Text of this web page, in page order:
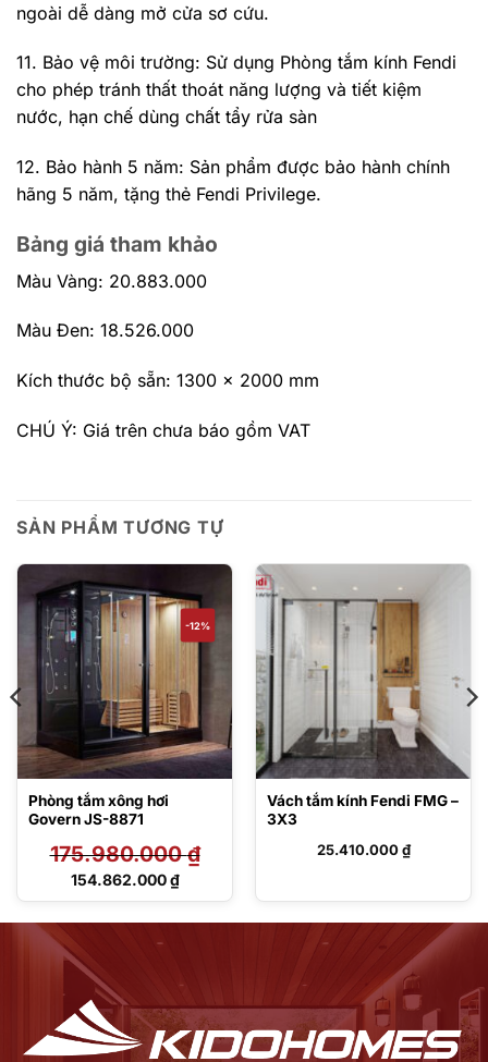
ngoài dễ dàng mở cửa sơ cứu.
11. Bảo vệ môi trường: Sử dụng Phòng tắm kính Fendi
cho phép tránh thất thoát năng lượng và tiết kiệm
nước, hạn chế dùng chất tẩy rửa sàn
12. Bảo hành 5 năm: Sản phẩm được bảo hành chính
hãng 5 năm, tặng thẻ Fendi Privilege.
Bảng giá tham khảo
Màu Vàng: 20.883.000
Màu Đen: 18.526.000
Kích thước bộ sẵn: 1300 x 2000 mm
CHÚ Ý: Giá trên chưa báo gồm VAT
SẢN PHẨM TƯƠNG TỰ
-12%
Phòng tắm xông hơi
Govern JS-8871
175.980.000₫
Giá
154.862.000₫
Giá
Vách tắm kính Fendi FMG –
3X3
25.410.000₫